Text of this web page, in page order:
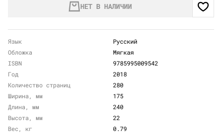
НЕТ В НАЛИЧИИ
Язык
Русский
Обложка
Мягкая
ISBN
9785995009542
Год
2018
Количество страниц
280
Ширина, мм
175
Длина, мм
240
Высота, мм
22
Вес, кг
0.79